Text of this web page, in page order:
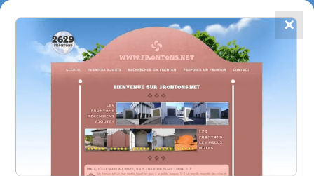
FRONTONS.NET
RECHERCHER UN FRONTON
4867
frontons
✕